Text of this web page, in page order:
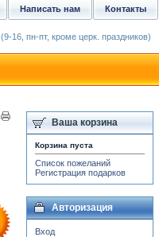
Ваша корзина
Корзина пуста
Список пожеланий
Регистрация подарков
Авторизация
Вход
Контакты
Написать нам
16, пн-пт, кроме церк. праздников)